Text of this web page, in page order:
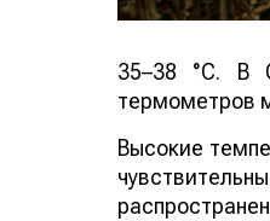
35–38 °C. В
термометров
Высокие